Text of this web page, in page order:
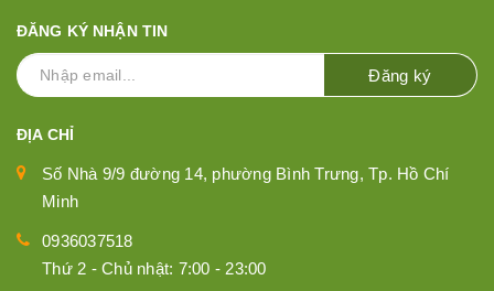
ĐĂNG KÝ NHẬN TIN
Đăng ký
ĐỊA CHỈ
Số Nhà 9/9 đường 14, phường Bình Trưng, Tp. Hồ Chí
Minh
0936037518
Thứ 2 - Chủ nhật: 7:00 - 23:00